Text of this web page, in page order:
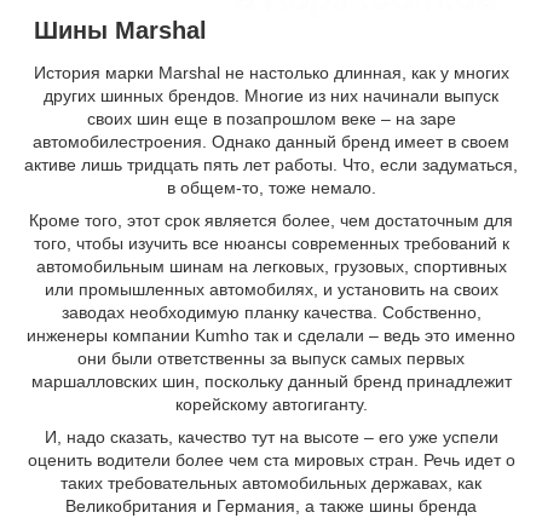
Шины Marshal
История марки Marshal не настолько длинная, как у многих
других шинных брендов. Многие из них начинали выпуск
своих шин еще в позапрошлом веке – на заре
автомобилестроения. Однако данный бренд имеет в своем
активе лишь тридцать пять лет работы. Что, если задуматься,
в общем-то, тоже немало.
Кроме того, этот срок является более, чем достаточным для
того, чтобы изучить все нюансы современных требований к
автомобильным шинам на легковых, грузовых, спортивных
или промышленных автомобилях, и установить на своих
заводах необходимую планку качества. Собственно,
инженеры компании Kumho так и сделали – ведь это именно
они были ответственны за выпуск самых первых
маршалловских шин, поскольку данный бренд принадлежит
корейскому автогиганту.
И, надо сказать, качество тут на высоте – его уже успели
оценить водители более чем ста мировых стран. Речь идет о
таких требовательных автомобильных державах, как
Великобритания и Германия, а также шины бренда